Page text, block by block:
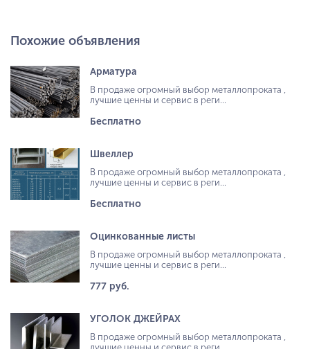
Похожие объявления
Арматура
В продаже огромный выбор металлопроката ,
лучшие ценны и сервис в реги...
Бесплатно
Швеллер
В продаже огромный выбор металлопроката ,
лучшие ценны и сервис в реги...
Бесплатно
Оцинкованные листы
В продаже огромный выбор металлопроката ,
лучшие ценны и сервис в реги...
777 руб.
УГОЛОК ДЖЕЙРАХ
В продаже огромный выбор металлопроката ,